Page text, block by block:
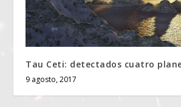
Tau Ceti: detectados cuatro
9 agosto, 2017